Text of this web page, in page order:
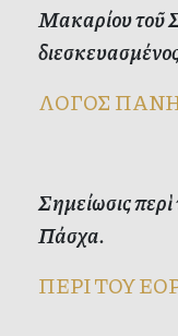
Μακαρίου τοῦ
ΛΟΓΟΣ
Σημείωσις
Πάσχα.
ΠΕΡΙ ΤΟΥ